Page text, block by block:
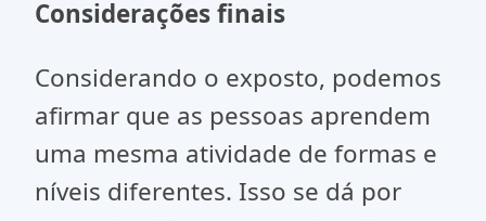
Considerações finais
Considerando o exposto, podemos
afirmar que as pessoas aprendem
uma mesma atividade de formas e
níveis diferentes. Isso se dá por